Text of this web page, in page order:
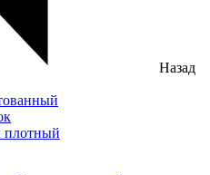
Назад